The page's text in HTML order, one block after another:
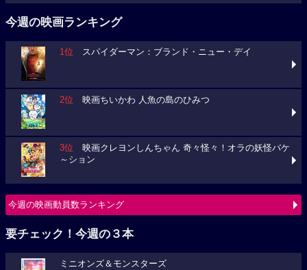
今週の映画ランキング
1位 スパイダーマン：ブランド・ニュー・デイ
2位 映画ちいかわ 人魚の島のひみつ
3位 映画クレヨンしんちゃん 奇々怪々！オラの妖怪バケ
～ション
今週の映画動員数ランキング
要チェック！今週の３本
ミニオンズ＆モンスターズ